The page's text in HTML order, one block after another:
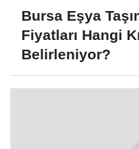
Bursa Eşya
Fiyatları Hangi
Belirleniyor?